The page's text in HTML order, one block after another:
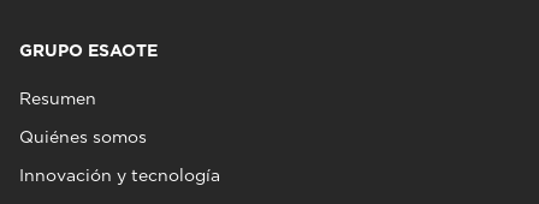
GRUPO ESAOTE
Resumen
Quiénes somos
Innovación y tecnología